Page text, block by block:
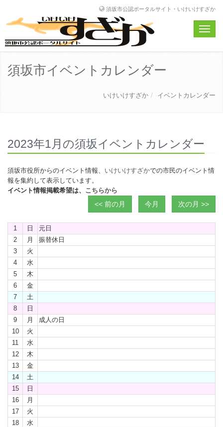
須坂市公認ポータルサイト・いけいけすざか
Toggle
須坂市イベントカレンダー
いけいけすざか イベントカレンダー
2023年1月の須坂イベントカレンダー
須坂市役所からのイベント情報、 いけいけすざかでの市民のイベント情
報を集約して表示しています。
イベント情報掲載希望は、 こちらから
<< 前の月 今月 次の月 >>
1 日
元日
2
月
振替休日
3
火
4
水
5
木
6
金
7
土
8
日
9
月
成人の日
10
火
11
水
12
木
13
金
14
土
15
日
16
月
17
火
18
水